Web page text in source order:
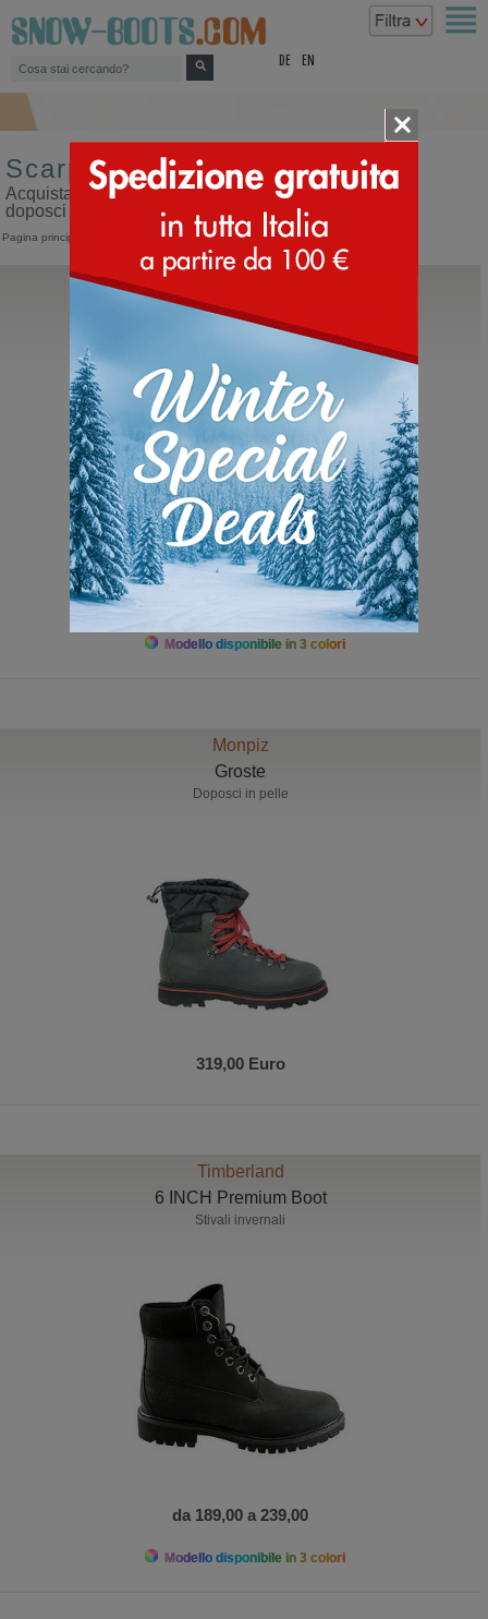
DE EN
Scarpe da uomo
Acquista scarpe da uomo sul nostro sito dedicato ai
doposci
Pagina principale
Polacco Uomo P01 Pelo
Polacco con lacci da uomo sportivo
Modello disponibile in 3 colori
Monpiz
Groste
Doposci in pelle
319,00 Euro
Timberland
6 INCH Premium Boot
Stivali invernali
da 189,00 a 239,00
Modello disponibile in 3 colori